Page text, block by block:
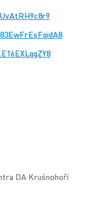
DA Krušnohoří